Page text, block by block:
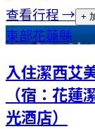
查看行程 → +
東部花蓮縣
入住潔西艾
（宿：花
光酒店）